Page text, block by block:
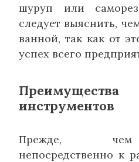
шуруп или
следует выяснить,
ванной, так как от
успех всего
Преимущества
инструментов
Прежде, чем
непосредственно к